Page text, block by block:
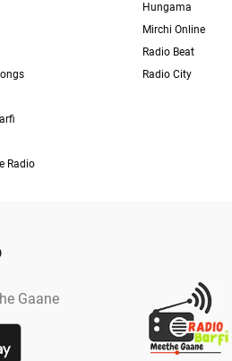
Radio
Hungama
Mirchi Online
Radio Beat
Radio City
Gaane